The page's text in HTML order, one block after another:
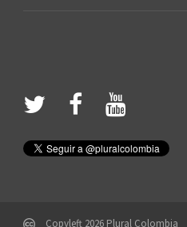
Copyleft 2026 Plural Colombia